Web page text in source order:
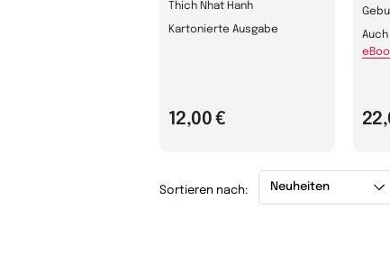
Thich Nhat Hanh
Kartonierte Ausgabe
12,00 €
Sortieren nach: